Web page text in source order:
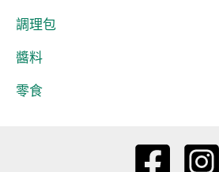
調理包
醬料
零食